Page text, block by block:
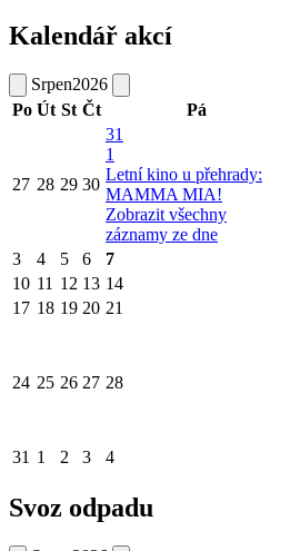
Kalendář akcí
Srpen2026
Po Út St Čt Pá
27 28 29 30
31
1
Letní kino u přehrady:
MAMMA MIA!
Zobrazit všechny
záznamy ze dne
3 4 5 6 7
10 11 12 13 14
17 18 19 20 21
24 25 26 27 28
31 1 2 3 4
Svoz odpadu